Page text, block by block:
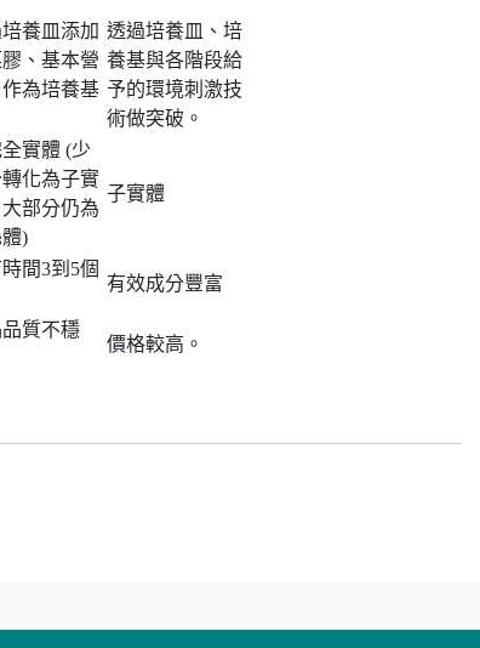
養皿添加
、基本營
為培養基
透過培養皿、培
養基與各階段給
予的環境刺激技
術做突破。
實體 (少
化為子實
部分仍為
)
子實體
間3到5個
有效成分豐富
質不穩
價格較高。